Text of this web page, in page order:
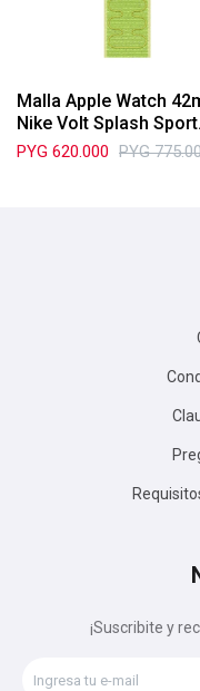
Malla Apple Watch
Nike Volt Splash Sport
Loop (MGCW4AM/A)
PYG 620.000 PYG
¡Suscribite y